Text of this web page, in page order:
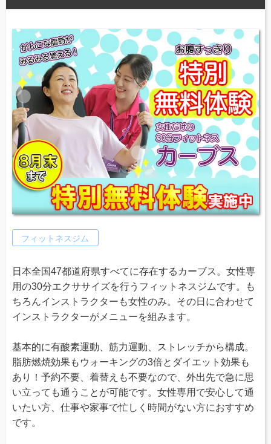
フィットネスジム
日本全国47都道府県すべてに存在するカーブス。女性専
用の30分エクササイズを行うフィットネスジムです。も
ちろんインストラクターも女性のみ。その日に合わせて
インストラクターがメニューを組みます。
基本的に有酸素運動、筋力運動、ストレッチから構成。
脂肪燃焼効果もウォーキングの3倍とダイエット効果も
あり！予約不要、着替えも不要なので、外出先で急に思
い立っても通うことが可能です。女性専用で安心して通
いたい方、仕事や家事で忙しく時間がない方におすすめ
です。